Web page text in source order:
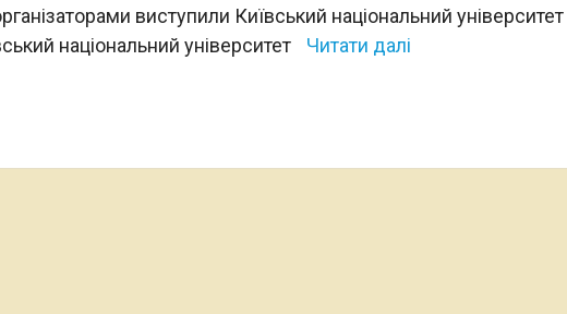
виступили Київський національний університет
національний університет
Читати далі